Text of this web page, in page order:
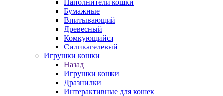
Наполнители кошки
Бумажные
Впитывающий
Древесный
Комкующийся
Силикагелевый
Игрушки кошки
Назад
Игрушки кошки
Дразнилки
Интерактивные для кошек